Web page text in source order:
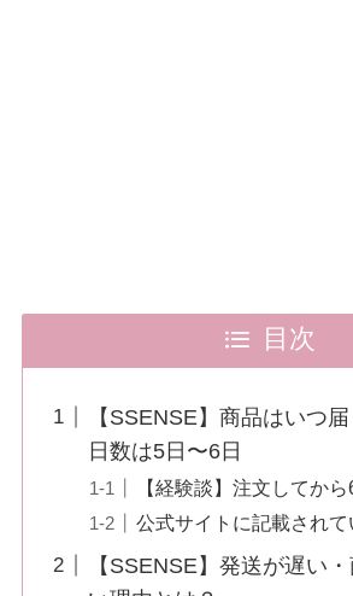
目次
【SSENSE】商品はいつ
日数は5日〜6日
【経験談】注文してか
公式サイトに記載され
【SSENSE】発送が遅い